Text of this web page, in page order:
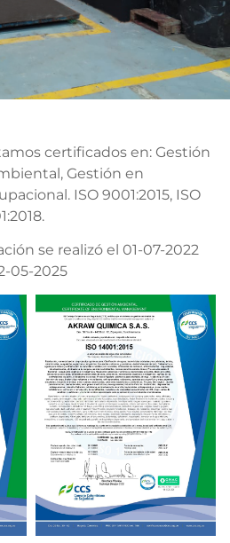
certificados en: Gestión
Gestión en
ISO 9001:2015, ISO
se realizó el 01-07-2022
05-2025